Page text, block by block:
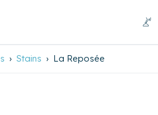
Stains La Reposée